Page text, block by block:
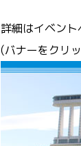
詳細はイベント
(バナーをクリ